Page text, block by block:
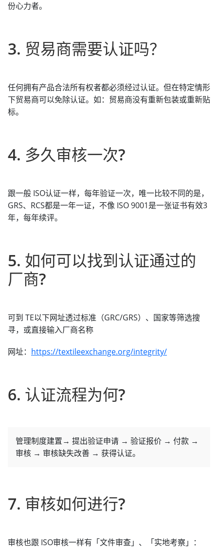
份心力者。
3. 贸易商需要认证吗？
任何拥有产品合法所有权者都必须经过认证。但在特定情形
下贸易商可以免除认证。如：贸易商没有重新包装或重新贴
标。
4. 多久审核一次?
跟一般 ISO认证一样，每年验证一次，唯一比较不同的是，
GRS、RCS都是一年一证，不像 ISO 9001是一张证书有效3
年，每年续评。
5. 如何可以找到认证通过的
厂商?
可到 TE以下网址透过标准（GRC/GRS）、国家等筛选搜
寻，或直接输入厂商名称
网址： https://textileexchange.org/integrity/
6. 认证流程为何?
管理制度建置→ 提出验证申请 → 验证报价 → 付款 →
审核 → 审核缺失改善 → 获得认证。
7. 审核如何进行?
审核也跟 ISO审核一样有「文件审查」、「实地考察」：